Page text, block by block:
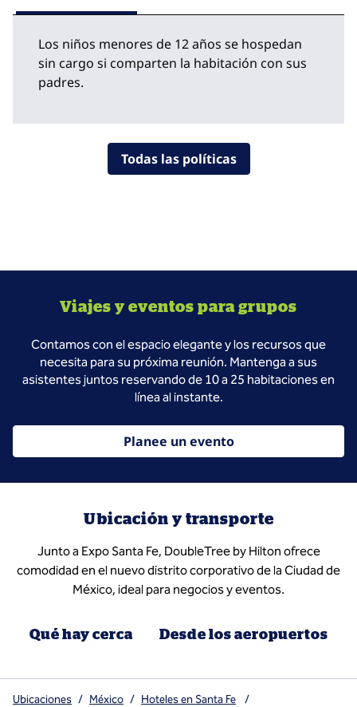
Los niños menores de 12 años se hospedan
sin cargo si comparten la habitación con sus
padres.
Todas las políticas
Viajes y eventos para grupos
Contamos con el espacio elegante y los recursos que
necesita para su próxima reunión. Mantenga a sus
asistentes juntos reservando de 10 a 25 habitaciones en
línea al instante.
Planee un evento
Ubicación y transporte
Junto a Expo Santa Fe, DoubleTree by Hilton ofrece
comodidad en el nuevo distrito corporativo de la Ciudad de
México, ideal para negocios y eventos.
Qué hay cerca Desde los aeropuertos
Ubicaciones / México / Hoteles en Santa Fe
/